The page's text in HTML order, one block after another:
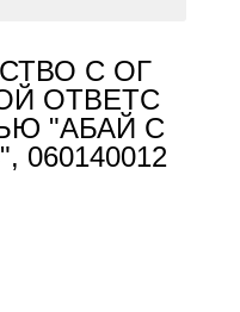
С ОГ
ОТВЕТС
"АБАЙ С